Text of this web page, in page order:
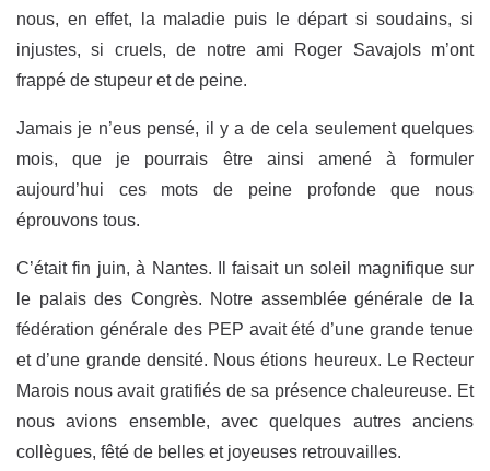
nous, en effet, la maladie puis le départ si soudains, si
injustes, si cruels, de notre ami Roger Savajols m’ont
frappé de stupeur et de peine.
Jamais je n’eus pensé, il y a de cela seulement quelques
mois, que je pourrais être ainsi amené à formuler
aujourd’hui ces mots de peine profonde que nous
éprouvons tous.
C’était fin juin, à Nantes. Il faisait un soleil magnifique sur
le palais des Congrès. Notre assemblée générale de la
fédération générale des PEP avait été d’une grande tenue
et d’une grande densité. Nous étions heureux. Le Recteur
Marois nous avait gratifiés de sa présence chaleureuse. Et
nous avions ensemble, avec quelques autres anciens
collègues, fêté de belles et joyeuses retrouvailles.